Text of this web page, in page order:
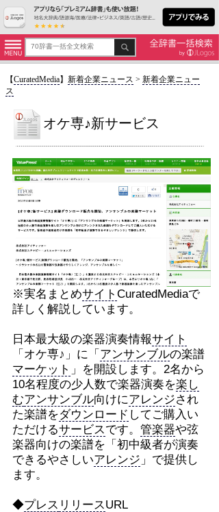
【CuratedMedia】 新着企業ニュース > 新着企業ニュー
ス
オケ専♪新サービス
※実名まとめサイト CuratedMediaで
詳しく解説しています。
日本最大級の楽器演奏情報サイト
「オケ専♪」に「 アンサンブルの楽譜
マーケット 」を開設します。2名から
10名程度の少人数で楽器演奏を楽し
むアンサンブル向けにアレンジされ
た楽譜をダウンロード してご購入い
ただけるサービスです。 管楽器や弦
楽器向けの楽譜を「初中級者が演奏
できるやさしいアレンジ 」で提供し
ます。
◆プレス リリースURL